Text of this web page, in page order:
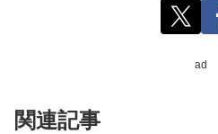
ad
関連記事